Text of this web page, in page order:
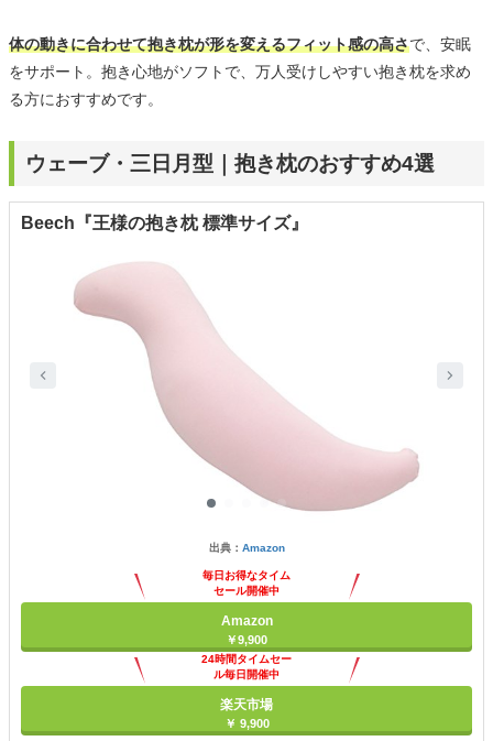
体の動きに合わせて抱き枕が形を変えるフィット感の高さで、安眠
をサポート。抱き心地がソフトで、万人受けしやすい抱き枕を求め
る方におすすめです。
ウェーブ・三日月型｜抱き枕のおすすめ4選
Beech『王様の抱き枕 標準サイズ』
出典： Amazon
毎日お得なタイム
セール開催中
Amazon
￥9,900
24時間タイムセー
ル毎日開催中
楽天市場
￥ 9,900